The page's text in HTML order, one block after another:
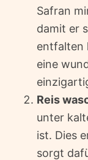
Safran
damit er
entfalten
eine
Reis
unter
ist. Dies
sorgt